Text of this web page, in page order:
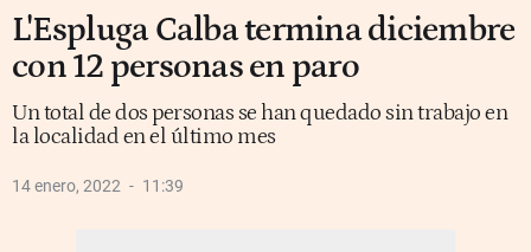
L'Espluga Calba termina diciembre
con 12 personas en paro
Un total de dos personas se han quedado sin trabajo en
la localidad en el último mes
14 enero, 2022 11:39